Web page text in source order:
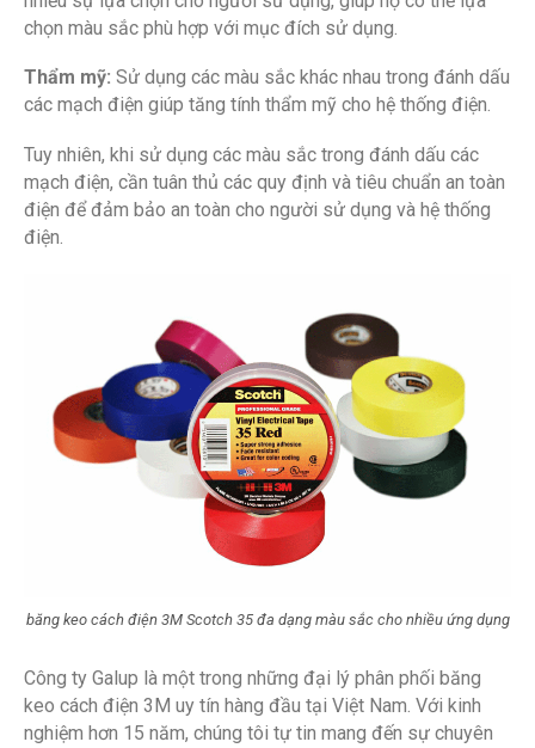
chọn màu sắc phù hợp với mục đích sử dụng.
Thẩm mỹ: Sử dụng các màu sắc khác nhau trong đánh dấu
các mạch điện giúp tăng tính thẩm mỹ cho hệ thống điện.
Tuy nhiên, khi sử dụng các màu sắc trong đánh dấu các
mạch điện, cần tuân thủ các quy định và tiêu chuẩn an toàn
điện để đảm bảo an toàn cho người sử dụng và hệ thống
điện.
băng keo cách điện 3M Scotch 35 đa dạng màu sắc cho nhiều ứng dụng
Công ty Galup là một trong những đại lý phân phối băng
keo cách điện 3M uy tín hàng đầu tại Việt Nam. Với kinh
nghiệm hơn 15 năm, chúng tôi tự tin mang đến sự chuyên